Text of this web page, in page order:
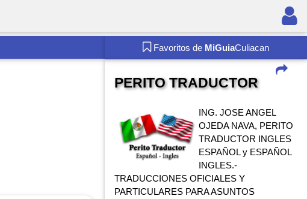
Favoritos de MiGuiaCuliacan
PERITO TRADUCTOR
ING. JOSE ANGEL
OJEDA NAVA, PERITO
TRADUCTOR INGLES
ESPAÑOL y ESPAÑOL
INGLES.-
TRADUCCIONES OFICIALES Y
PARTICULARES PARA ASUNTOS